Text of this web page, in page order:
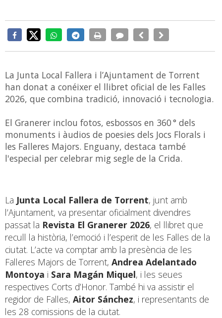
La Junta Local Fallera i l’Ajuntament de Torrent
han donat a conéixer el llibret oficial de les Falles
2026, que combina tradició, innovació i tecnologia.
El Granerer inclou fotos, esbossos en 360 ° dels
monuments i àudios de poesies dels Jocs Florals i
les Falleres Majors. Enguany, destaca també
l'especial per celebrar mig segle de la Crida.
La Junta Local Fallera de Torrent, junt amb
l’Ajuntament, va presentar oficialment divendres
passat la Revista El Granerer 2026, el llibret que
recull la història, l’emoció i l’esperit de les Falles de la
ciutat. L’acte va comptar amb la presència de les
Falleres Majors de Torrent, Andrea Adelantado
Montoya i Sara Magán Miquel, i les seues
respectives Corts d’Honor. També hi va assistir el
regidor de Falles, Aitor Sánchez, i representants de
les 28 comissions de la ciutat.